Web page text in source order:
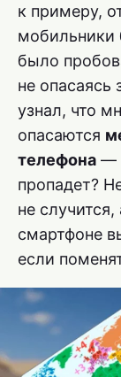
к примеру,
было
не опасаясь
узнал, что
опасаются
телефона —
пропадет?
не
смартфоне
если